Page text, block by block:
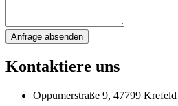
Anfrage absenden
Kontaktiere uns
Oppumerstraße 9, 47799 Krefeld